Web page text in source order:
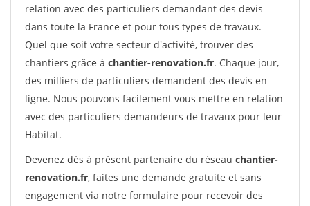
relation avec des particuliers demandant des devis
dans toute la France et pour tous types de travaux.
Quel que soit votre secteur d'activité, trouver des
chantiers grâce à chantier-renovation.fr. Chaque jour,
des milliers de particuliers demandent des devis en
ligne. Nous pouvons facilement vous mettre en relation
avec des particuliers demandeurs de travaux pour leur
Habitat.
Devenez dès à présent partenaire du réseau chantier-
renovation.fr, faites une demande gratuite et sans
engagement via notre formulaire pour recevoir des